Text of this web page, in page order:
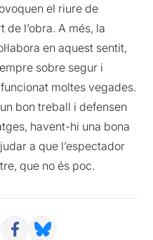
el riure de
de l’obra. A més, la
en aquest sentit,
sobre segur i
moltes vegades.
bon treball i defensen
havent-hi una bona
a que l’espectador
que no és poc.